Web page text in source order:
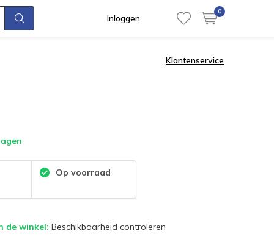
Inloggen
0
Klantenservice
Op voorraad
de winkel:Beschikbaarheid controleren